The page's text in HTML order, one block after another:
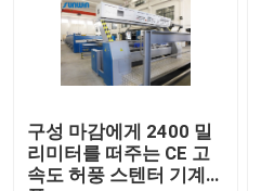
직물 너비 내기 기계
구성 너비 내기 기계
구성 마감에게 2400 밀
리미터를 떠주는 CE 고
속도 허풍 스텐터 기계